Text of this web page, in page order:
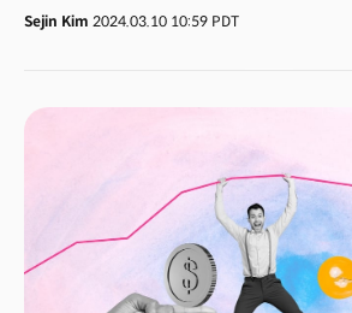
만이죠.&nbsp;투자심리를 볼 때 제가 보는 비공식
가격은 항상&nbsp;상승-하락-정체-재상승 패턴이
100+가 됩니다. 하지만 역시 악플보다 무서운 건 무
변신노보 노디스크, 위고비 두 배 효과...새로운 비만
사도 될까? ‘크립토 가치 평가’ 시장 열린다‘디카프
AI의 힘투자자들은 변동성을 사랑합니다. 지금 채팅
메시지를 가리키는 빨간 배지들은 +100를 표시하고
거래량,&nbsp;변동성지수(VIX) 등 지표를&nbsp;보
직감할&nbsp;수 있죠. “지금 들어가도 되나요?”라
Sejin Kim 2024.03.10 10:59 PDT